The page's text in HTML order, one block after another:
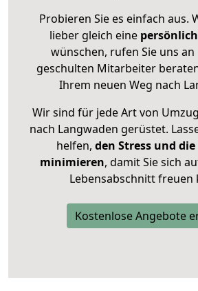
Probieren Sie es einfach aus.
lieber gleich eine
wünschen, rufen Sie uns
geschulten Mitarbeiter
Ihrem neuen Weg nach
Wir sind für jede Art von
nach Langwaden gerüstet.
helfen, den Stress und
minimieren, damit Sie sich
Lebensabschnitt freuen
Kostenlose Angebote